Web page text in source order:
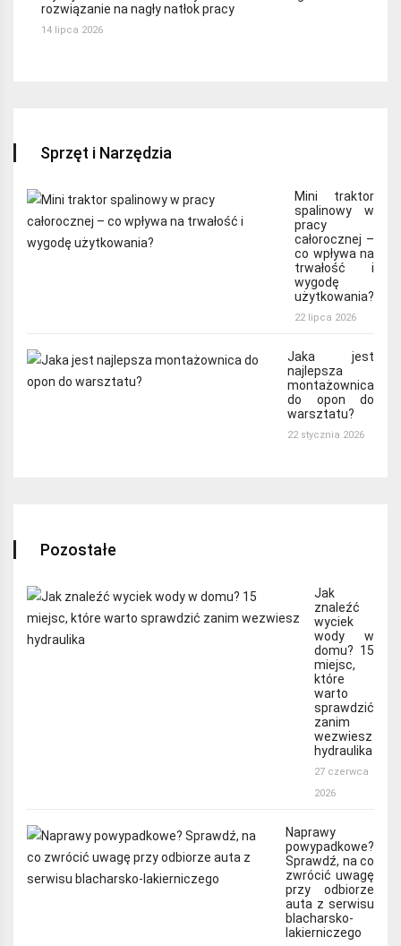
rozwiązanie na nagły natłok pracy
14 lipca 2026
Sprzęt i Narzędzia
Mini traktor
spalinowy w
pracy
całorocznej –
co wpływa na
trwałość i
wygodę
użytkowania?
22 lipca 2026
Jaka jest
najlepsza
montażownica
do opon do
warsztatu?
22 stycznia 2026
Pozostałe
Jak
znaleźć
wyciek
wody w
domu? 15
miejsc,
które
warto
sprawdzić
zanim
wezwiesz
hydraulika
27 czerwca
2026
Naprawy
powypadkowe?
Sprawdź, na co
zwrócić uwagę
przy odbiorze
auta z serwisu
blacharsko-
lakierniczego